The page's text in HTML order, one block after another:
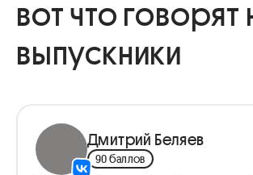
Мировое хозяйство | Теория
Практика — День до ЕГЭ (резерв)
вот что говорят
выпускники
Дмитрий Беляев
90 баллов